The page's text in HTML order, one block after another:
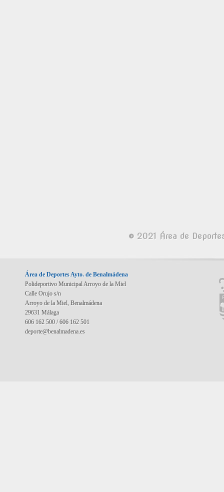
© 2021 Área de
Área de Deportes Ayto. de Benalmádena
Polideportivo Municipal Arroyo de la Miel
Calle Orujo s/n
Arroyo de la Miel, Benalmádena
29631 Málaga
606 162 500 / 606 162 501
deporte@benalmadena.es